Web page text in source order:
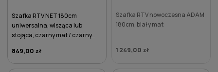
Szafka RTV NET 180cm
uniwersalna, wisząca lub
stojąca, czarny mat / czarny
849,00 zł
Szafka RTV nowoczesna ADAM
180cm, biały mat
1 249,00 zł